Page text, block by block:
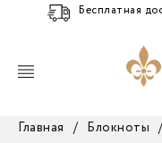
Бесплатная
Главная / Блокноты /